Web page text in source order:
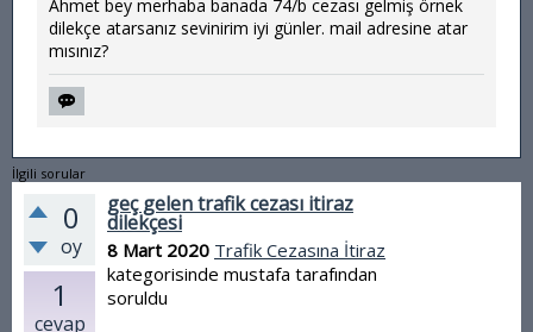
Ahmet bey merhaba banada 74/b cezası gelmiş örnek
dilekçe atarsanız sevinirim iyi günler. mail adresine atar
mısınız?
İlgili sorular
0
oy
1
cevap
geç gelen trafik cezası itiraz
dilekçesi
8 Mart 2020 Trafik Cezasına İtiraz
kategorisinde mustafa tarafından
soruldu